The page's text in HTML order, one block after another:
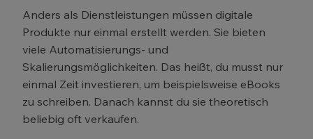
Anders als Dienstleistungen müssen digitale
Produkte nur einmal erstellt werden. Sie bieten
viele Automatisierungs- und
Skalierungsmöglichkeiten. Das heißt, du musst nur
einmal Zeit investieren, um beispielsweise eBooks
zu schreiben. Danach kannst du sie theoretisch
beliebig oft verkaufen.